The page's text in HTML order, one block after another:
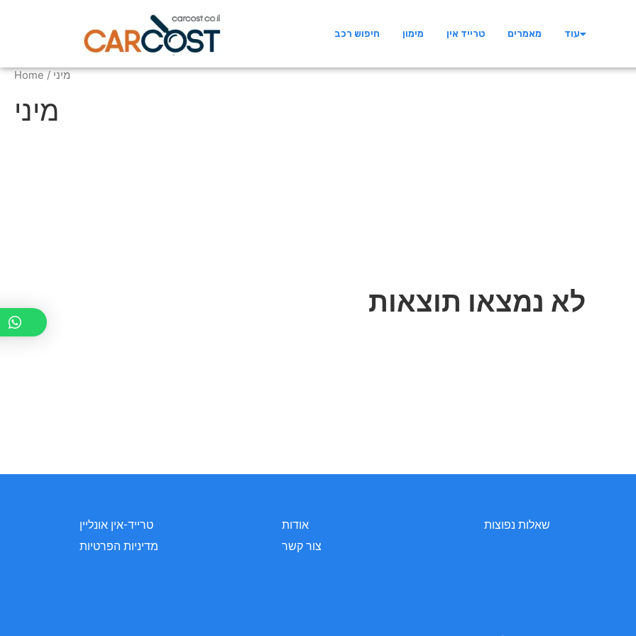
חיפוש רכב מימון טרייד אין מאמרים עוד
Home / מיני
מיני
לא נמצאו תוצאות
טרייד-אין אונליין
מדיניות הפרטיות
אודות
צור קשר
שאלות נפוצות